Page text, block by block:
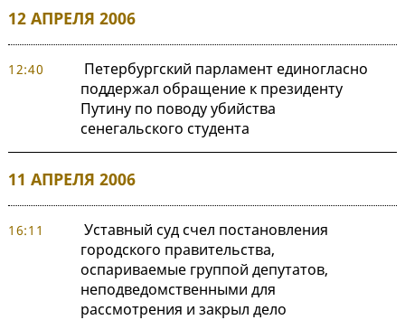
12 АПРЕЛЯ 2006
12:40
Петербургский парламент единогласно
поддержал обращение к президенту
Путину по поводу убийства
сенегальского студента
11 АПРЕЛЯ 2006
16:11
Уставный суд счел постановления
городского правительства,
оспариваемые группой депутатов,
неподведомственными для
рассмотрения и закрыл дело